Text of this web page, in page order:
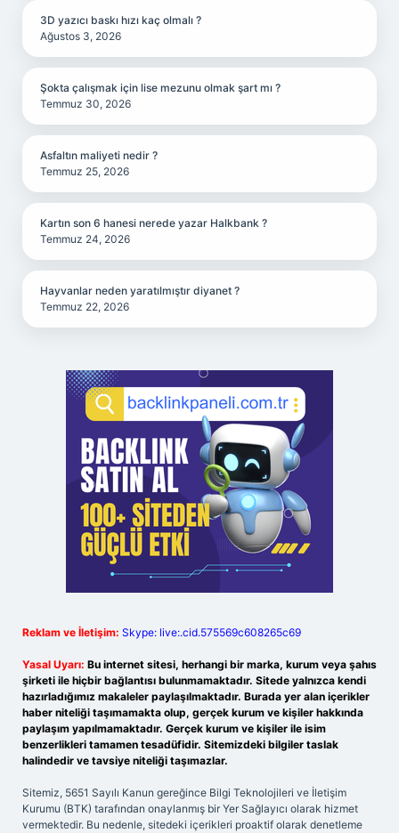
3D yazıcı baskı hızı kaç olmalı ?
Ağustos 3, 2026
Şokta çalışmak için lise mezunu olmak şart mı ?
Temmuz 30, 2026
Asfaltın maliyeti nedir ?
Temmuz 25, 2026
Kartın son 6 hanesi nerede yazar Halkbank ?
Temmuz 24, 2026
Hayvanlar neden yaratılmıştır diyanet ?
Temmuz 22, 2026
Reklam ve İletişim: Skype: live:.cid.575569c608265c69
Yasal Uyarı: Bu internet sitesi, herhangi bir marka, kurum veya şahıs
şirketi ile hiçbir bağlantısı bulunmamaktadır. Sitede yalnızca kendi
hazırladığımız makaleler paylaşılmaktadır. Burada yer alan içerikler
haber niteliği taşımamakta olup, gerçek kurum ve kişiler hakkında
paylaşım yapılmamaktadır. Gerçek kurum ve kişiler ile isim
benzerlikleri tamamen tesadüfidir. Sitemizdeki bilgiler taslak
halindedir ve tavsiye niteliği taşımazlar.
Sitemiz, 5651 Sayılı Kanun gereğince Bilgi Teknolojileri ve İletişim
Kurumu (BTK) tarafından onaylanmış bir Yer Sağlayıcı olarak hizmet
vermektedir. Bu nedenle, sitedeki içerikleri proaktif olarak denetleme